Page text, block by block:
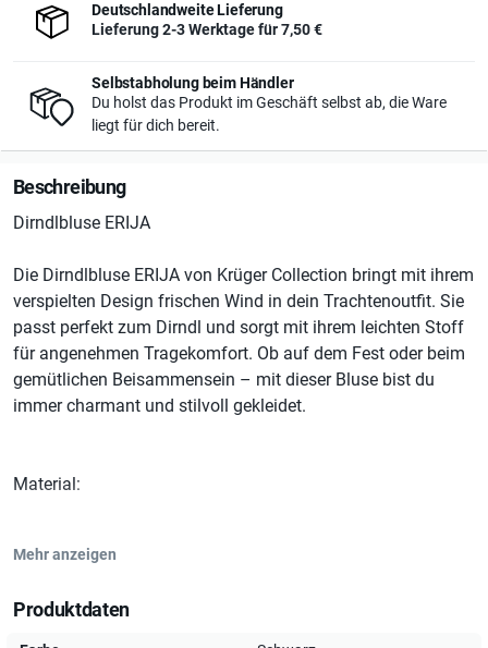
Deutschlandweite Lieferung
Lieferung 2-3 Werktage für7,50 €
Selbstabholung beim Händler
Du holst das Produkt im Geschäft selbst ab, die Ware
liegt für dich bereit.
Beschreibung
Dirndlbluse ERIJA
Die Dirndlbluse ERIJA von Krüger Collection bringt mit ihrem
verspielten Design frischen Wind in dein Trachtenoutfit. Sie
passt perfekt zum Dirndl und sorgt mit ihrem leichten Stoff
für angenehmen Tragekomfort. Ob auf dem Fest oder beim
gemütlichen Beisammensein – mit dieser Bluse bist du
immer charmant und stilvoll gekleidet.
Material:
*90 % Polyamid
Mehr anzeigen
Produktdaten